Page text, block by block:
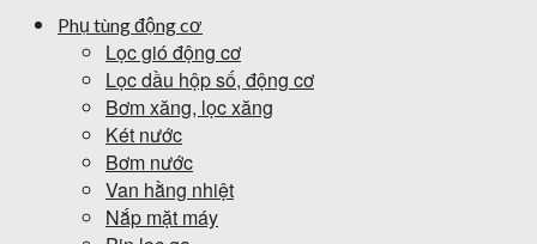
Phụ tùng động cơ
Lọc gió động cơ
Lọc dầu hộp số, động cơ
Bơm xăng, lọc xăng
Két nước
Bơm nước
Van hằng nhiệt
Nắp mặt máy